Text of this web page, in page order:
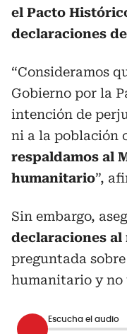
el Pacto
declaraciones
“Consideramos
Gobierno por la
intención de
ni a la población
respaldamos al
humanitario”,
Sin embargo,
declaraciones al
preguntada
humanitario y no
Escucha el audio